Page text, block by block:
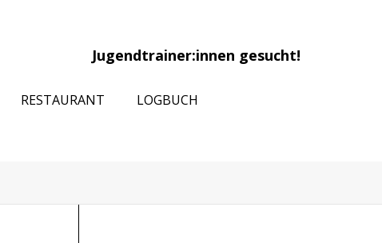
Jugendtrainer:innen gesucht!
RESTAURANT LOGBUCH